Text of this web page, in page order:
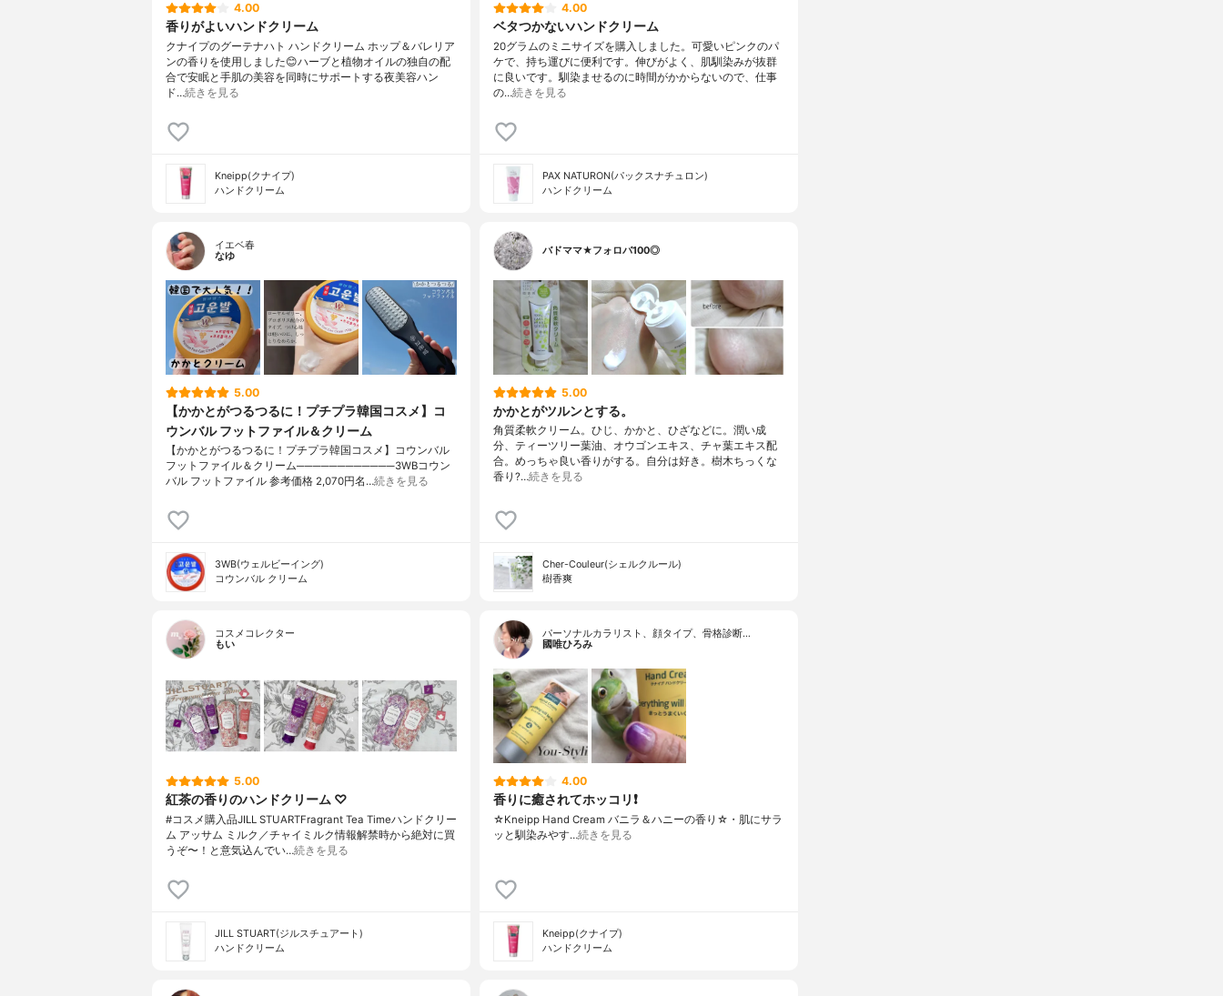
4.00
香りがよいハンドクリーム
クナイプのグーテナハト ハンドクリーム ホップ＆バレリア
ンの香りを使用しました😊ハーブと植物オイルの独自の配
合で安眠と手肌の美容を同時にサポートする夜美容ハン
ド…続きを見る
Kneipp(クナイプ)
ハンドクリーム
4.00
ベタつかないハンドクリーム
20グラムのミニサイズを購入しました。可愛いピンクのパ
ケで、持ち運びに便利です。伸びがよく、肌馴染みが抜群
に良いです。馴染ませるのに時間がかからないので、仕事
の…続きを見る
PAX NATURON(パックスナチュロン)
ハンドクリーム
イエベ春
なゆ
5.00
【かかとがつるつるに！プチプラ韓国コスメ】コ
ウンバル フットファイル＆クリーム
【かかとがつるつるに！プチプラ韓国コスメ】コウンバル
フットファイル＆クリーム────────────3WBコウン
バル フットファイル 参考価格 2,070円名…続きを見る
3WB(ウェルビーイング)
コウンバル クリーム
バドママ★フォロバ100◎
5.00
かかとがツルンとする。
角質柔軟クリーム。ひじ、かかと、ひざなどに。潤い成
分、ティーツリー葉油、オウゴンエキス、チャ葉エキス配
合。めっちゃ良い香りがする。自分は好き。樹木ちっくな
香り?…続きを見る
Cher-Couleur(シェルクルール)
樹香爽
コスメコレクター
もい
5.00
紅茶の香りのハンドクリーム ♡
#コスメ購入品JILL STUARTFragrant Tea Timeハンドクリー
ム アッサム ミルク／チャイミルク情報解禁時から絶対に買
うぞ〜！と意気込んでい…続きを見る
JILL STUART(ジルスチュアート)
ハンドクリーム
パーソナルカラリスト、顔タイプ、骨格診断…
國唯ひろみ
4.00
香りに癒されてホッコリ❗
☆Kneipp Hand Cream バニラ＆ハニーの香り☆・肌にサラ
ッと馴染みやす…続きを見る
Kneipp(クナイプ)
ハンドクリーム